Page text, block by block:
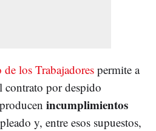
de los Trabajadores permite a
contrato por despido
incumplimientos
y, entre esos supuestos,